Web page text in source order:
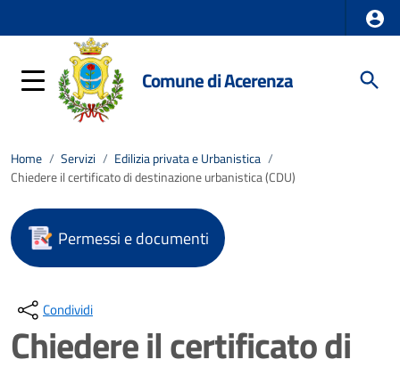
Comune di Acerenza
Home / Servizi / Edilizia privata e Urbanistica /
Chiedere il certificato di destinazione urbanistica (CDU)
Permessi e documenti
Condividi
Chiedere il certificato di